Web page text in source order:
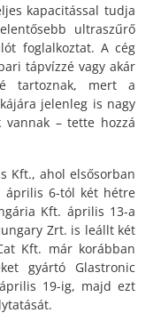
kapacitással tudja
ultraszűrő
foglalkoztat. A cég
tápvízzé vagy akár
tartoznak, mert a
jelenleg is nagy
vannak – tette hozzá
Kft., ahol elsősorban
április 6-tól két hétre
Kft. április 13-a
Zrt. is leállt két
Kft. már korábban
gyártó Glastronic
19-ig, majd ezt